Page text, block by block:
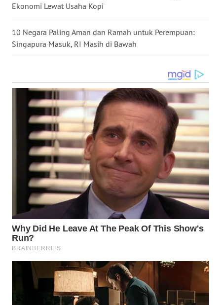
Ekonomi Lewat Usaha Kopi
10 Negara Paling Aman dan Ramah untuk Perempuan:
Singapura Masuk, RI Masih di Bawah
WN
SULSEL
WN
WN
SULUT
WN
MALUKU
WN
MALUT
WN
DAIRI
WN
DANAU
TOBA